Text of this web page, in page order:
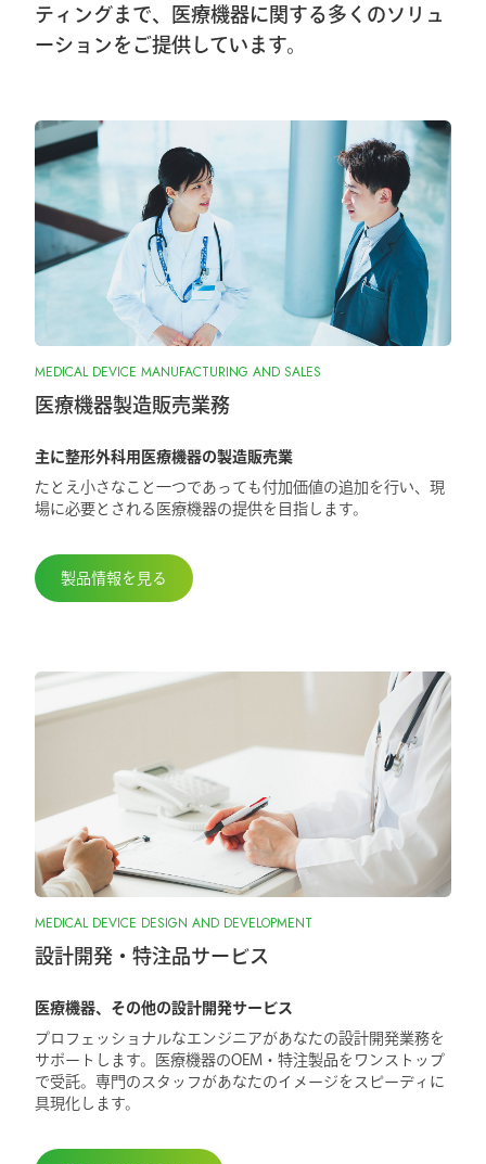
2026.1.8
第40回東日本手外科研究会出展＆ハンズ
2026.1.7
大阪物流センター開設(移転)のお知らせ
2026.1.7
『SurgiGear1.0システム』の販売終了のお
知らせ
2025.10.28
『ORIONフィンガージョイント』承認取
得しました
2025.5.29
第98回日本整形外科学会学術総会に出展
しました
ティングまで、医療機器に関する多くのソリュ
ーションをご提供しています。
MEDICAL DEVICE MANUFACTURING AND SALES
医療機器製造販売業務
主に整形外科用医療機器の製造販売業
たとえ小さなこと一つであっても付加価値の追加を行い、現
場に必要とされる医療機器の提供を目指します。
製品情報を見る
MEDICAL DEVICE DESIGN AND DEVELOPMENT
設計開発・特注品サービス
医療機器、その他の設計開発サービス
プロフェッショナルなエンジニアがあなたの設計開発業務を
サポートします。医療機器のOEM・特注製品をワンストップ
で受託。専門のスタッフがあなたのイメージをスピーディに
具現化します。